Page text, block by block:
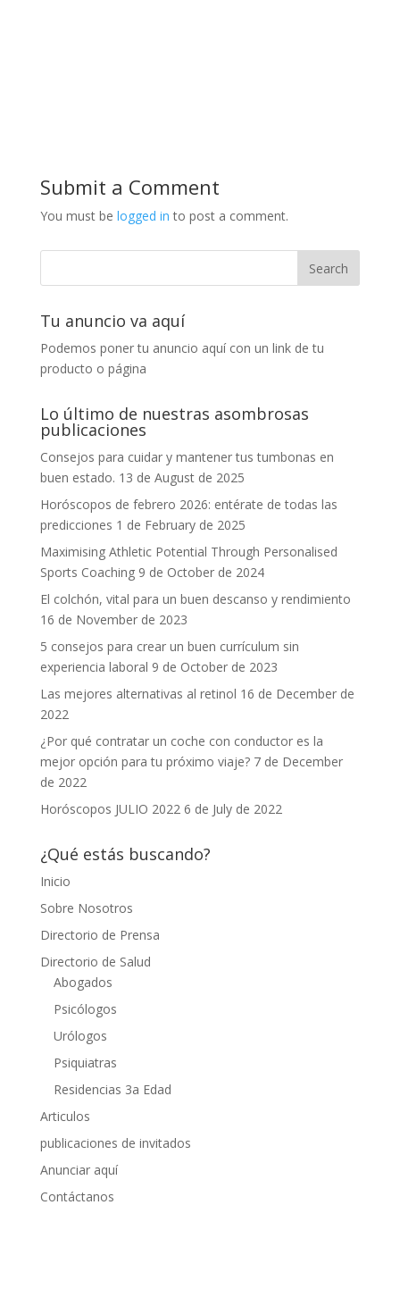
Submit a Comment
You must be logged in to post a comment.
Tu anuncio va aquí
Podemos poner tu anuncio aquí con un link de tu
producto o página
Lo último de nuestras asombrosas
publicaciones
Consejos para cuidar y mantener tus tumbonas en
buen estado. 13 de August de 2025
Horóscopos de febrero 2026: entérate de todas las
predicciones 1 de February de 2025
Maximising Athletic Potential Through Personalised
Sports Coaching 9 de October de 2024
El colchón, vital para un buen descanso y rendimiento
16 de November de 2023
5 consejos para crear un buen currículum sin
experiencia laboral 9 de October de 2023
Las mejores alternativas al retinol 16 de December de
2022
¿Por qué contratar un coche con conductor es la
mejor opción para tu próximo viaje? 7 de December
de 2022
Horóscopos JULIO 2022 6 de July de 2022
¿Qué estás buscando?
Inicio
Sobre Nosotros
Directorio de Prensa
Directorio de Salud
Abogados
Psicólogos
Urólogos
Psiquiatras
Residencias 3a Edad
Articulos
publicaciones de invitados
Anunciar aquí
Contáctanos